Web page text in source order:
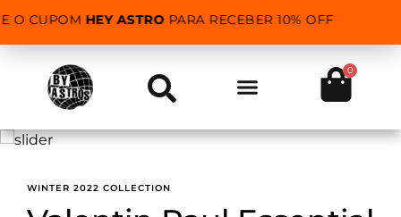
O CUPOMHEY ASTROPARA RECEBER 10% OFF
0
WINTER 2022 COLLECTION